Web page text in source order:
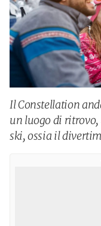
Il Constellation
un luogo di ritrovo,
ski, ossia il